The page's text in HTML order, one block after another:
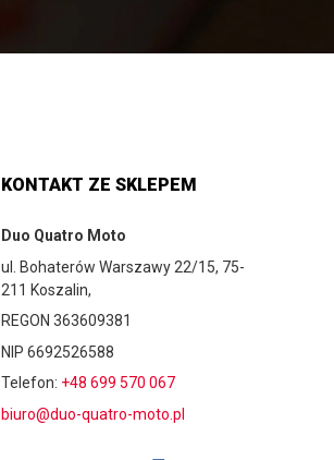
KONTAKT ZE SKLEPEM
Duo Quatro Moto
ul. Bohaterów Warszawy 22/15, 75-
211 Koszalin,
REGON 363609381
NIP 6692526588
Telefon: +48 699 570 067
biuro@duo-quatro-moto.pl